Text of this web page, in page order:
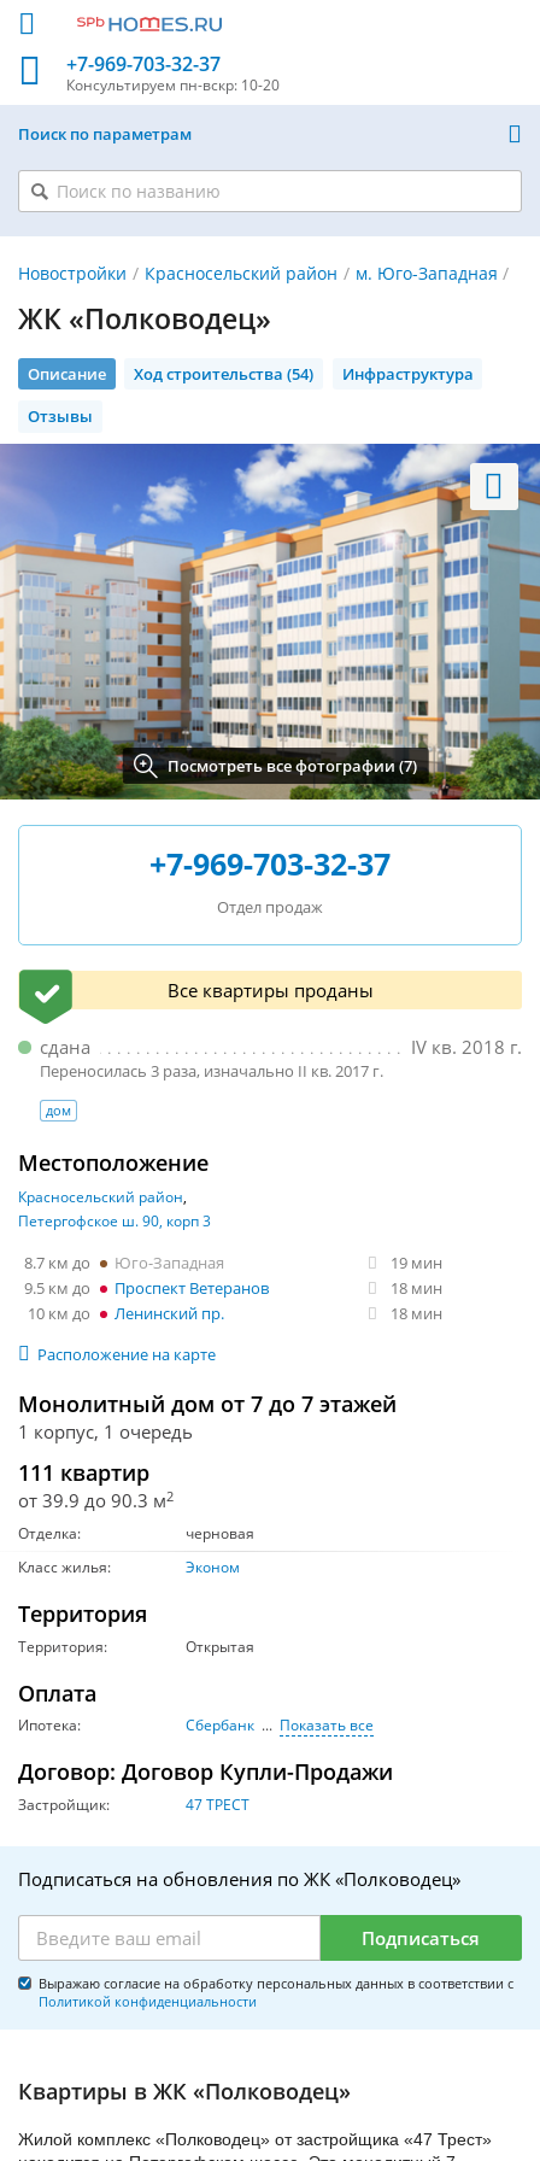
+7-969-703-32-37
Консультируем пн-вскр: 10-20
Поиск по параметрам
Новостройки Красносельский район м. Юго-Западная
ЖК «Полководец»
Описание Ход строительства (54)
Инфраструктура
Отзывы
Посмотреть все фотографии (7)
+7-969-703-32-37
Отдел продаж
Все квартиры проданы
IV кв. 2018 г.
сдана
Переносилась 3 раза, изначально II кв. 2017 г.
дом
Местоположение
Красносельский район
Петергофское ш. 90, корп 3
8.7 км Юго-Западная
19 мин
9.5 км
Проспект Ветеранов
18 мин
10 км
Ленинский пр.
18 мин
Расположение на карте
Монолитный дом от 7 до 7 этажей
1 корпус, 1 очередь
111 квартир
от 39.9 до 90.3 м2
Отделка:
черновая
Класс жилья:
Эконом
Территория
Территория: Открытая
Оплата
Ипотека: Сбербанк Показать все
Договор: Договор Купли-Продажи
Застройщик: 47 ТРЕСТ
Подписаться на обновления по ЖК «Полководец»
Подписаться
Выражаю согласие на обработку персональных данных в соответствии с
Политикой конфиденциальности
Квартиры в ЖК «Полководец»
Жилой комплекс «Полководец» от застройщика «47 Трест»